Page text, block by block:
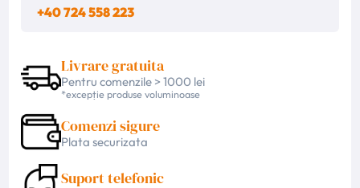
+40 724 558 223
Livrare gratuita
Pentru comenzile > 1000 lei
*excepție produse voluminoase
Comenzi sigure
Plata securizata
Suport telefonic